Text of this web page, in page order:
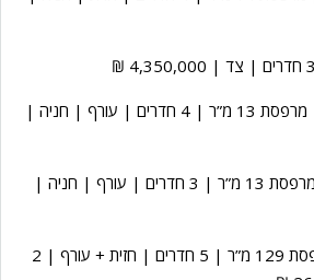
דירת קומה ד’ | 111 מ”ר | מרפסת 13 מ”ר | 4 חדרים | עורף | חניה |
דירת קומה ה’ | 84 מ”ר | מרפסת 13 מ”ר | 3 חדרים | עורף | חניה |
פנטהאוז | 227 מ”ר | מרפסת 129 מ”ר | 5 חדרים | חזית + עורף | 2